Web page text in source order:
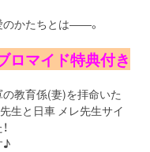
のかたちとは――。
ロマイド特典付き
の教育係(妻)を拝命いた
生と日車 メレ先生サイ
♪